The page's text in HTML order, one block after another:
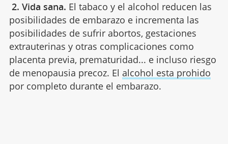
2. Vida sana. El tabaco y el alcohol reducen las
posibilidades de embarazo e incrementa las
posibilidades de sufrir abortos, gestaciones
extrauterinas y otras complicaciones como
placenta previa, prematuridad... e incluso riesgo
de menopausia precoz. El alcohol esta prohido
por completo durante el embarazo.